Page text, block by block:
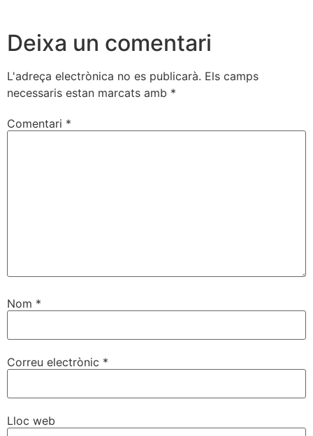
Deixa un comentari
L'adreça electrònica no es publicarà. Els camps
necessaris estan marcats amb *
Comentari *
Nom *
Correu electrònic *
Lloc web